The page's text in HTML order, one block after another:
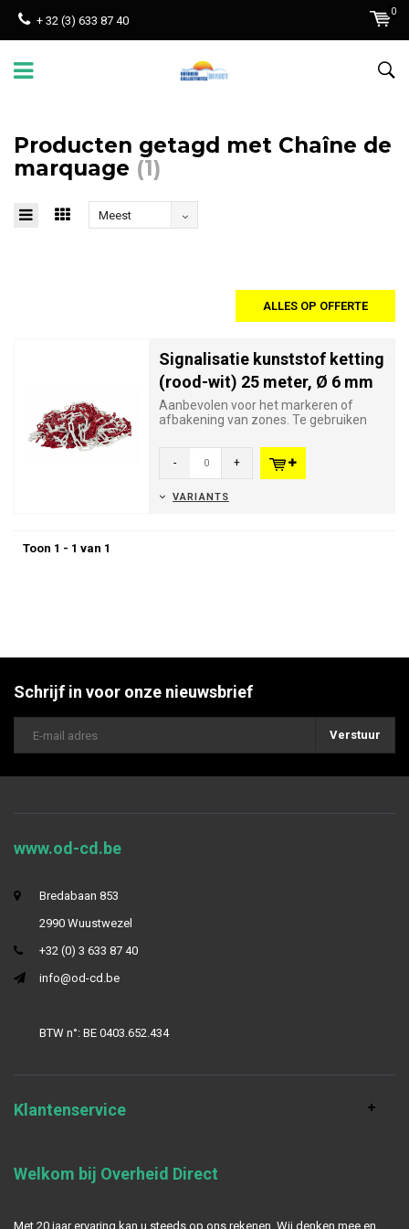
+ 32 (3) 633 87 40
0
Producten getagd met Chaîne de
marquage (1)
Meest
ALLES OP OFFERTE
Signalisatie kunststof ketting
(rood-wit) 25 meter, Ø 6 mm
Aanbevolen voor het markeren of
afbakening van zones. Te gebruiken
- +
VARIANTS
Toon 1 - 1 van 1
Schrijf in voor onze nieuwsbrief
Verstuur
www.od-cd.be
Bredabaan 853
2990 Wuustwezel
+32 (0) 3 633 87 40
info@od-cd.be
BTW n°: BE 0403.652.434
Klantenservice
Welkom bij Overheid Direct
Met 20 jaar ervaring kan u steeds op ons rekenen. Wij denken mee en